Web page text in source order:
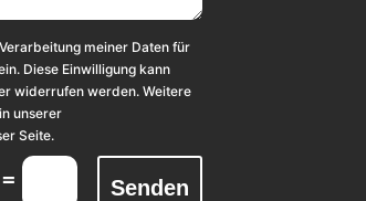
meiner Daten für
Diese Einwilligung kann
widerrufen werden. Weitere
unserer
Seite.
= Senden